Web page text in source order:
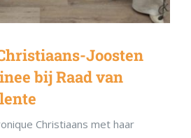
Joosten
bij Raad van
Christiaans met haar